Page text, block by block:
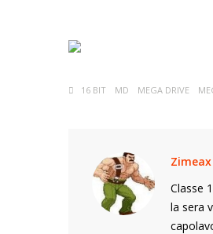
16 BIT MD MEGA DRIVE
Zimeax
Classe
la sera